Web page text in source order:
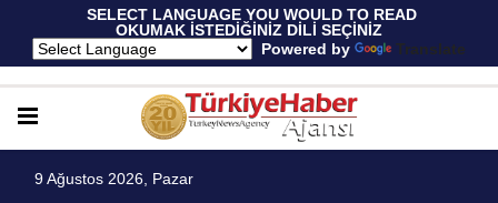
SELECT LANGUAGE YOU WOULD TO READ
OKUMAK İSTEDİĞİNİZ DİLİ SEÇİNİZ
Powered by
Translate
9 Ağustos 2026, Pazar